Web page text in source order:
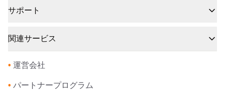
サポート
関連サービス
• 運営会社
• パートナープログラム